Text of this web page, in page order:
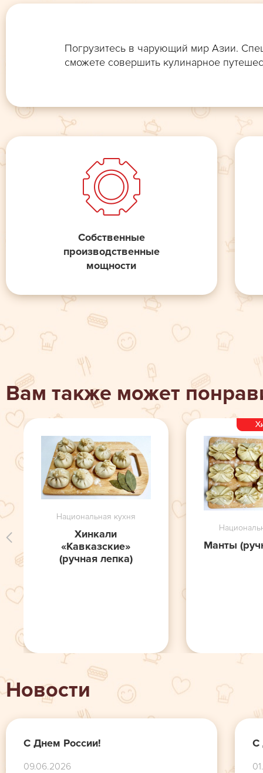
Погрузитесь в чарующий мир Азии.
сможете совершить кулинарное
Собственные
производственные
мощности
Вам также может
Национальная кухня
Хинкали
«Кавказские»
(ручная лепка)
Манты
Новости
С Днем России!
09.06.2026
С